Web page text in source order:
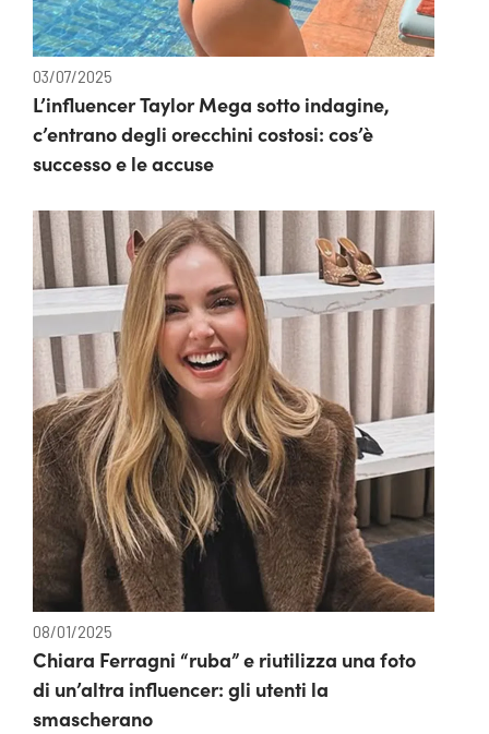
03/07/2025
L’influencer Taylor Mega sotto indagine,
c’entrano degli orecchini costosi: cos’è
successo e le accuse
08/01/2025
Chiara Ferragni “ruba” e riutilizza una foto
di un’altra influencer: gli utenti la
smascherano